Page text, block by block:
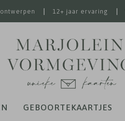
ontwerpen 12+ jaar ervaring
GEBOORTEKAARTJES